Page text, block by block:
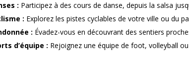
: Participez à des cours de danse, depuis la salsa
: Explorez les pistes cyclables de votre ville ou du
: Évadez-vous en découvrant des sentiers
d’équipe : Rejoignez une équipe de foot, volleyball